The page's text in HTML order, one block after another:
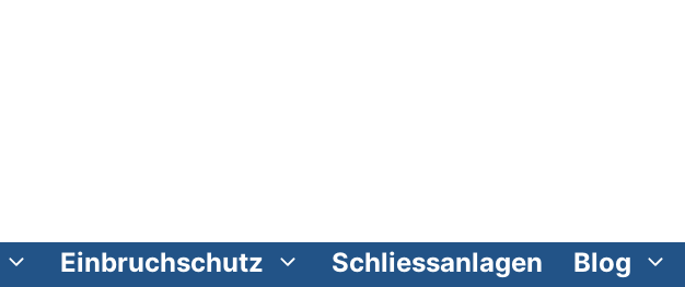
Einbruchschutz Schliessanlagen Blog